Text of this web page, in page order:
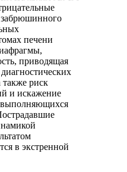
забрюшинного
печени
приводящая
риск
и искажение
выполняющихся
в экстренной